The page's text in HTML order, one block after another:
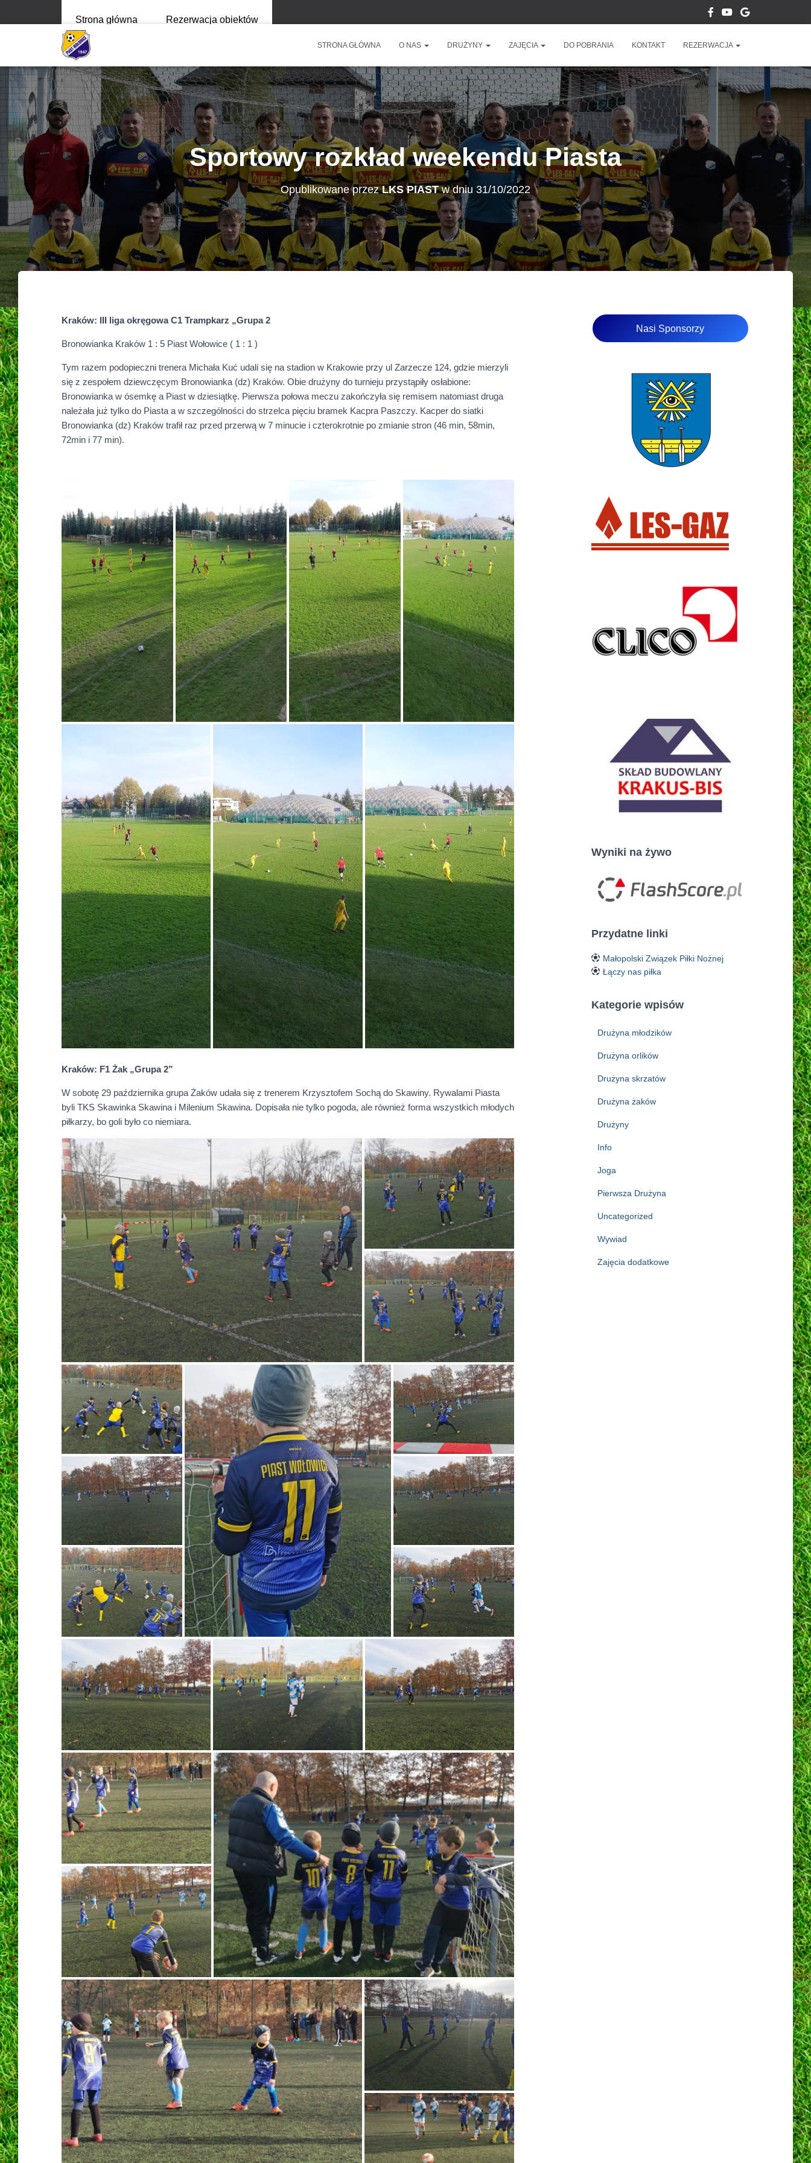
Strona główna Rezerwacja obiektów
STRONA GŁÓWNA O NAS DRUŻYNY ZAJĘCIA DO POBRANIA KONTAKT REZERWACJA
Sportowy rozkład weekendu Piasta
Opublikowane przezLKS PIASTw dniu 31/10/2022
Kraków: III liga okręgowa C1 Trampkarz „Grupa 2
Bronowianka Kraków 1 : 5 Piast Wołowice ( 1 : 1 )
Tym razem podopieczni trenera Michała Kuć udali się na stadion w Krakowie przy ul Zarzecze 124, gdzie mierzyli
się z zespołem dziewczęcym Bronowianka (dz) Kraków. Obie drużyny do turnieju przystąpiły osłabione:
Bronowianka w ósemkę a Piast w dziesiątkę. Pierwsza połowa meczu zakończyła się remisem natomiast druga
należała już tylko do Piasta a w szczególności do strzelca pięciu bramek Kacpra Paszczy. Kacper do siatki
Bronowianka (dz) Kraków trafił raz przed przerwą w 7 minucie i czterokrotnie po zmianie stron (46 min, 58min,
72min i 77 min).
Kraków: F1 Żak „Grupa 2”
W sobotę 29 października grupa Żaków udała się z trenerem Krzysztofem Sochą do Skawiny. Rywalami Piasta
byli TKS Skawinka Skawina i Milenium Skawina. Dopisała nie tylko pogoda, ale również forma wszystkich młodych
piłkarzy, bo goli było co niemiara.
Nasi Sponsorzy
Wyniki na żywo
Przydatne linki
Małopolski Związek Piłki Nożnej
Łączy nas piłka
Kategorie wpisów
Drużyna młodzików
Drużyna orlików
Drużyna skrzatów
Drużyna żaków
Drużyny
Info
Joga
Pierwsza Drużyna
Uncategorized
Wywiad
Zajęcia dodatkowe